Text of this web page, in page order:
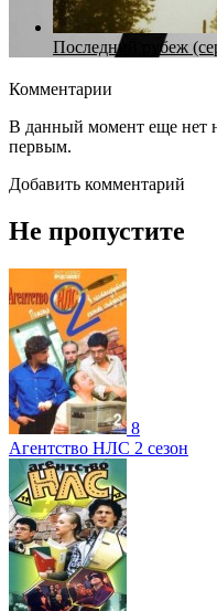
Последний рубеж
Комментарии
В данный момент еще нет
первым.
Добавить комментарий
Не пропустите
8
Агентство НЛС 2 сезон